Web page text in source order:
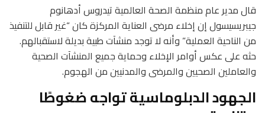
قال مدير عام منظمة الصحة العالمية تيدروس أدهانوم
جيبريسيسول إن إخلاء مرضى العناية المركزة كان “غير قابل للتنفيذ
من الناحية العملية” وأنه لا توجد منشآت طبية بديلة لاستقبالهم.
حثه على عكس أوامر الإخلاء وحماية جميع المنشآت الصحية
والعاملين الصحيين والمرضى والمدنيين من الهجوم.
الجهود الدبلوماسية تواجه ضغوطًا